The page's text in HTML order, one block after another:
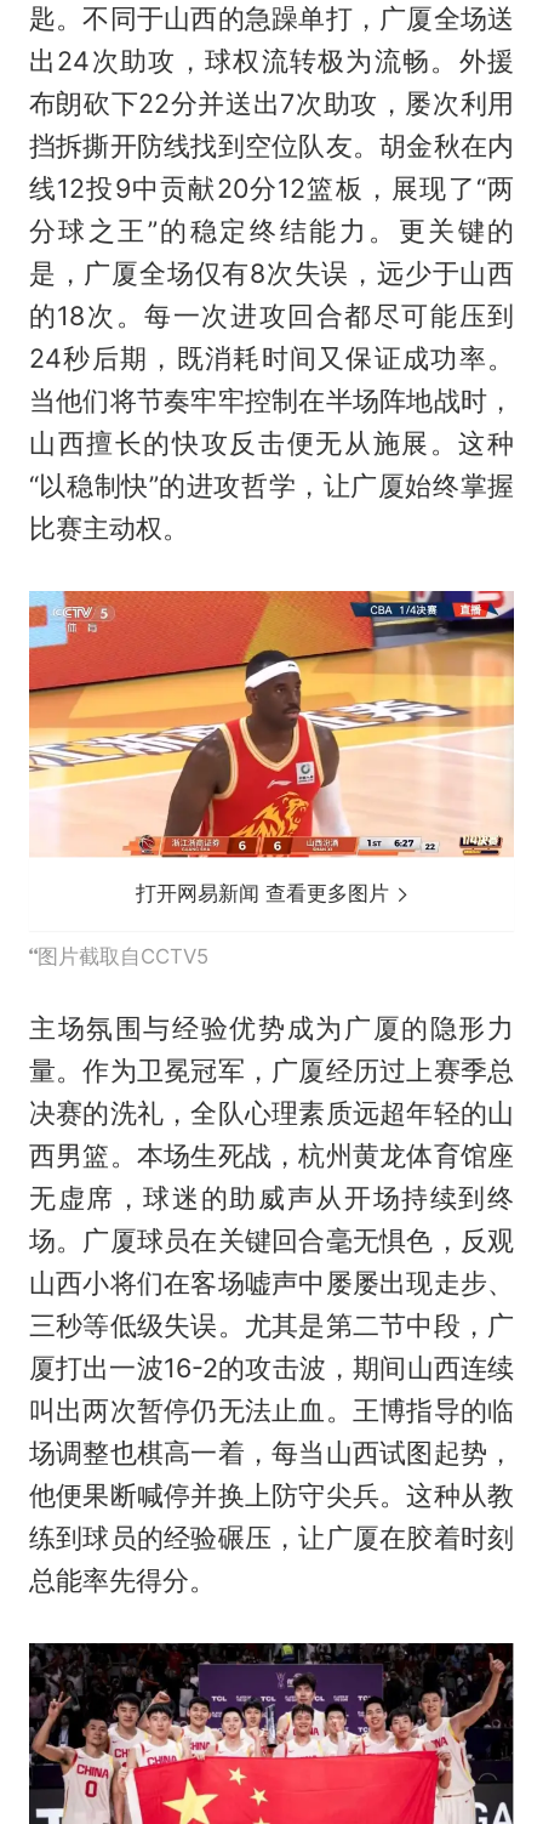
匙。不同于山西的急躁单打，广厦全场送
出24次助攻，球权流转极为流畅。外援
布朗砍下22分并送出7次助攻，屡次利用
挡拆撕开防线找到空位队友。胡金秋在内
线12投9中贡献20分12篮板，展现了“两
分球之王”的稳定终结能力。更关键的
是，广厦全场仅有8次失误，远少于山西
的18次。每一次进攻回合都尽可能压到
24秒后期，既消耗时间又保证成功率。
当他们将节奏牢牢控制在半场阵地战时，
山西擅长的快攻反击便无从施展。这种
“以稳制快”的进攻哲学，让广厦始终掌握
比赛主动权。
打开网易新闻 查看更多图片
图片截取自CCTV5
主场氛围与经验优势成为广厦的隐形力
量。作为卫冕冠军，广厦经历过上赛季总
决赛的洗礼，全队心理素质远超年轻的山
西男篮。本场生死战，杭州黄龙体育馆座
无虚席，球迷的助威声从开场持续到终
场。广厦球员在关键回合毫无惧色，反观
山西小将们在客场嘘声中屡屡出现走步、
三秒等低级失误。尤其是第二节中段，广
厦打出一波16-2的攻击波，期间山西连续
叫出两次暂停仍无法止血。王博指导的临
场调整也棋高一着，每当山西试图起势，
他便果断喊停并换上防守尖兵。这种从教
练到球员的经验碾压，让广厦在胶着时刻
总能率先得分。